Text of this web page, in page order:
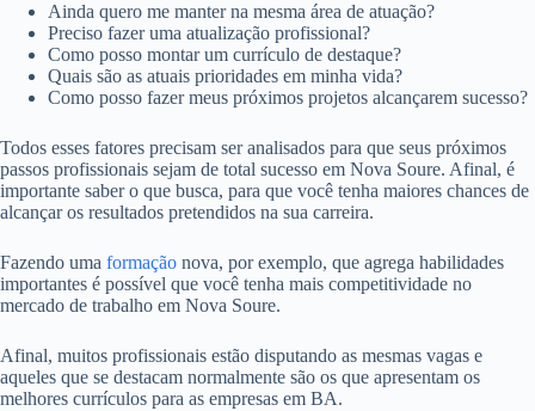
Ainda quero me manter na mesma área de atuação?
Preciso fazer uma atualização profissional?
Como posso montar um currículo de destaque?
Quais são as atuais prioridades em minha vida?
Como posso fazer meus próximos projetos alcançarem sucesso?
Todos esses fatores precisam ser analisados para que seus próximos
passos profissionais sejam de total sucesso em Nova Soure. Afinal, é
importante saber o que busca, para que você tenha maiores chances de
alcançar os resultados pretendidos na sua carreira.
Fazendo uma formação nova, por exemplo, que agrega habilidades
importantes é possível que você tenha mais competitividade no
mercado de trabalho em Nova Soure.
Afinal, muitos profissionais estão disputando as mesmas vagas e
aqueles que se destacam normalmente são os que apresentam os
melhores currículos para as empresas em BA.